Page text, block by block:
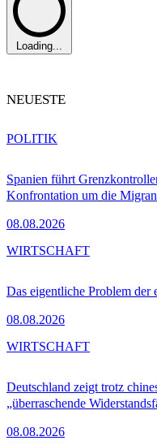
Loading...
NEUESTE
Spanien führt
Konfrontation um die
08.08.2026
POLITIK
Das eigentliche Problem
08.08.2026
WIRTSCHAFT
Deutschland zeigt trotz
„überraschende
08.08.2026
WIRTSCHAFT